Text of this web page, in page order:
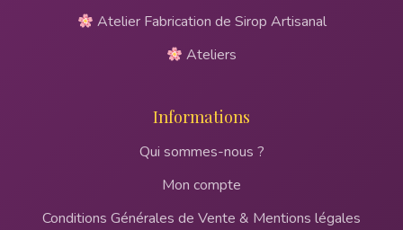
Atelier Fabrication de Sirop Artisanal
Ateliers
Informations
Qui sommes-nous ?
Mon compte
Conditions Générales de Vente & Mentions légales